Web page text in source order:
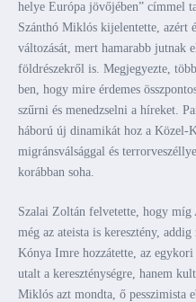
helye Európa jövőjében” címmel
Szánthó Miklós kijelentette, azért
változását, mert hamarabb jutnak
földrészekről is. Megjegyezte,
ben, hogy mire érdemes
szűrni és menedzselni a híreket.
háború új dinamikát hoz a Közel-
migránsválsággal és
korábban soha.
Szalai Zoltán felvetette, hogy míg
még az ateista is keresztény,
Kónya Imre hozzátette, az
utalt a kereszténységre, hanem
Miklós azt mondta, ő pesszimista